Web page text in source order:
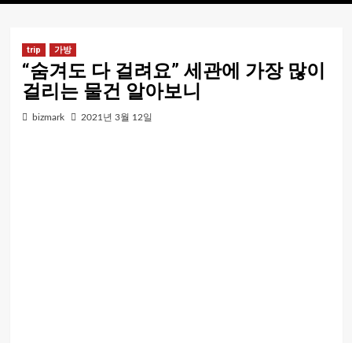
trip 가방
“숨겨도 다 걸려요” 세관에 가장 많이
걸리는 물건 알아보니
bizmark 2021년 3월 12일